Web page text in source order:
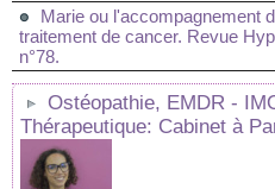
Marie ou l'accompagnement
traitement de cancer. Revue
n°78.
Ostéopathie, EMDR -
Thérapeutique: Cabinet à